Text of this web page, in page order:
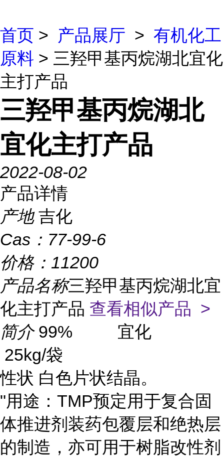
首页 > 产品展厅 > 有机化工
原料 > 三羟甲基丙烷湖北宜化
主打产品
三羟甲基丙烷湖北
宜化主打产品
2022-08-02
产品详情
产地 吉化
Cas： 77-99-6
价格： 11200
产品名称三羟甲基丙烷湖北宜
化主打产品 查看相似产品 >
简介 99% 宜化
25kg/袋
性状 白色片状结晶。
"用途：TMP预定用于复合固
体推进剂装药包覆层和绝热层
的制造，亦可用于树脂改性剂